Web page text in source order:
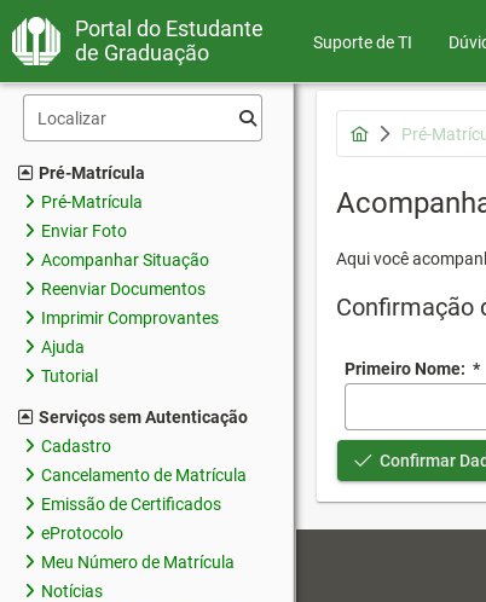
Portal do Estudante
de Graduação
Suporte de TI
Pré-Matrícula
Pré-Matrícula
Enviar Foto
Acompanhar Situação
Reenviar Documentos
Imprimir Comprovantes
Ajuda
Tutorial
Serviços sem Autenticação
Cadastro
Cancelamento de Matrícula
Emissão de Certificados
eProtocolo
Meu Número de Matrícula
Notícias
Pré-
Aqui você
Confirmação
Primeiro Nome: *
Confirmar